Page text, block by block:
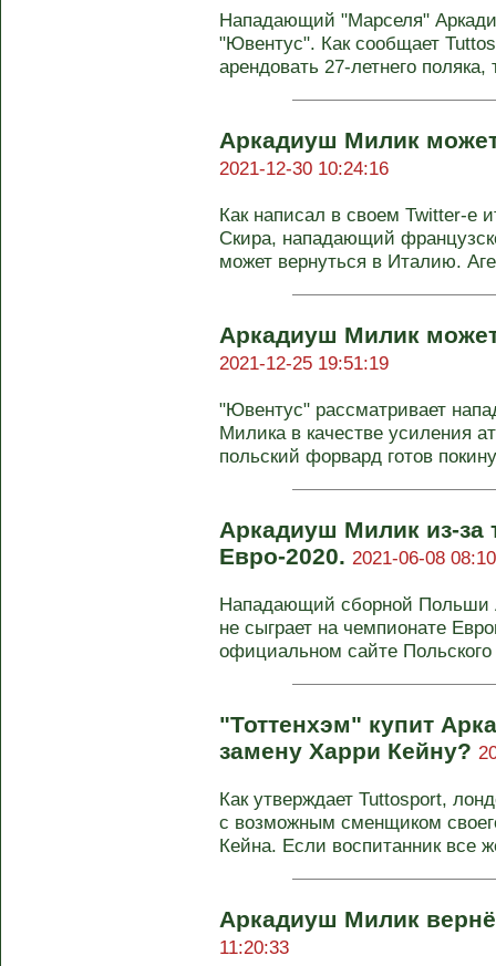
Нападающий "Марселя"
"Ювентус". Как сообщает
арендовать 27-летнего поляка,
Аркадиуш Милик
2021-12-30 10:24:16
Как написал в своем Twitter-е
Скира, нападающий
может вернуться в Италию.
Аркадиуш Милик
2021-12-25 19:51:19
"Ювентус" рассматривает
Милика в качестве усиления
польский форвард готов
Аркадиуш Милик из-за
Евро-2020. 2021-06-08
Нападающий сборной Польши
не сыграет на чемпионате
официальном сайте
"Тоттенхэм" купит
замену Харри Кейну?
Как утверждает Tuttosport,
с возможным сменщиком
Кейна. Если воспитанник все
Аркадиуш Милик
11:20:33